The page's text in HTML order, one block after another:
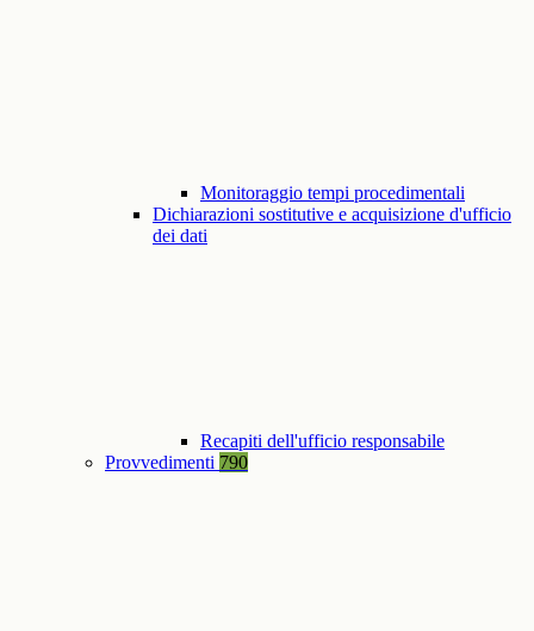
Monitoraggio tempi procedimentali
Dichiarazioni sostitutive e acquisizione d'ufficio
dei dati
Recapiti dell'ufficio responsabile
Provvedimenti 790